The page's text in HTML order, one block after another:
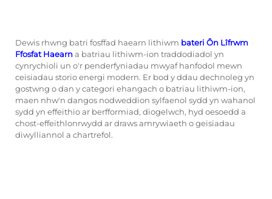
Dewis rhwng batri fosffad haearn lithiwm bateri Ôn Lîfrwm
Ffosfat Haearna batriau lithiwm-ion traddodiadol yn
cynrychioli un o'r penderfyniadau mwyaf hanfodol mewn
ceisiadau storio energi modern. Er bod y ddau dechnoleg yn
gostwng o dan y categori ehangach o batriau lithiwm-ion,
maen nhw'n dangos nodweddion sylfaenol sydd yn wahanol
sydd yn effeithio ar berfformiad, diogelwch, hyd oesoedd a
chost-effeithlonrwydd ar draws amrywiaeth o geisiadau
diwylliannol a chartrefol.